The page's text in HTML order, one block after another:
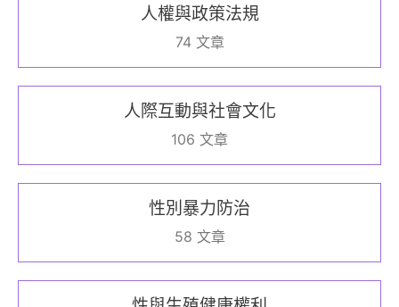
人權與政策法規
74 文章
人際互動與社會文化
106 文章
性別暴力防治
58 文章